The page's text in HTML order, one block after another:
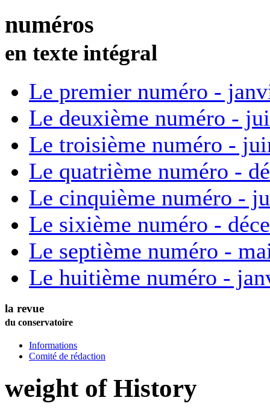
numéros
en texte intégral
Le premier numéro -
Le deuxième numéro -
Le troisième numéro -
Le quatrième numéro -
Le cinquième numéro -
Le sixième numéro -
Le septième numéro -
Le huitième numéro -
la revue
du conservatoire
Informations
Comité de rédaction
weight of History